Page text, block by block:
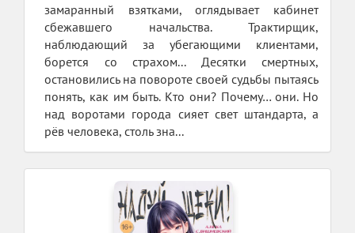
замаранный взятками, оглядывает кабинет
сбежавшего начальства. Трактирщик,
наблюдающий за убегающими клиентами,
борется со страхом... Десятки смертных,
остановились на повороте своей судьбы пытаясь
понять, как им быть. Кто они? Почему… они. Но
над воротами города сияет свет штандарта, а
рёв человека, столь зна...